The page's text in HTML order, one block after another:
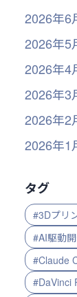
2026年6
2026年5
2026年4
2026年3
2026年2
2026年1
タグ
#3Dプリ
#AI駆動
#Claude
#DaVinci